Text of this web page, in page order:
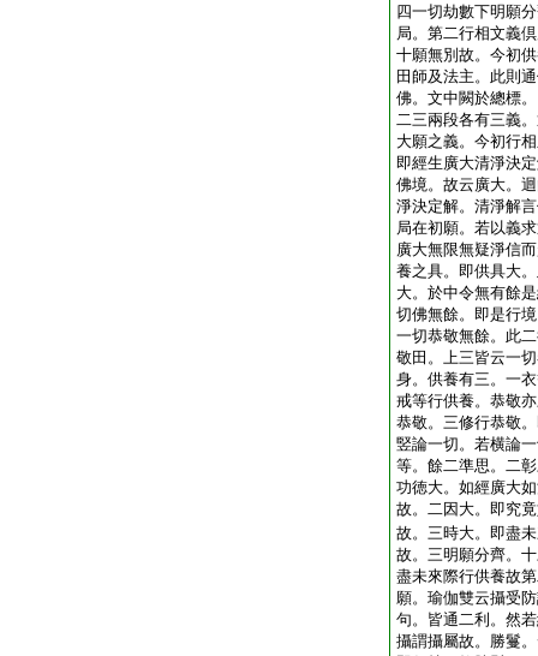
四一切劫數下明願
局。第二行相文義
十願無別故。今初
田師及法主。此則
佛。文中闕於總標
二三兩段各有三義
大願之義。今初行
即經生廣大清淨決
佛境。故云廣大。
淨決定解。清淨解
局在初願。若以義
廣大無限無疑淨信
養之具。即供具大
大。於中令無有餘
切佛無餘。即是行
一切恭敬無餘。此
敬田。上三皆云一
身。供養有三。一
戒等行供養。恭敬
恭敬。三修行恭敬
竪論一切。若横論
等。餘二準思。二
功徳大。如經廣大
故。二因大。即究
故。三時大。即盡
故。三明願分齊。
盡未來際行供養故
願。瑜伽雙云攝受
句。皆通二利。然
攝謂攝屬故。勝鬘